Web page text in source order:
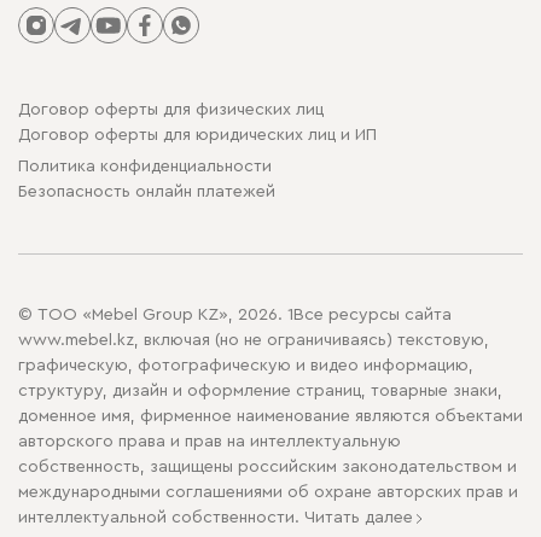
Договор оферты для физических лиц
Договор оферты для юридических лиц и ИП
Политика конфиденциальности
Безопасность онлайн платежей
© ТОО «Mebel Group KZ», 2026. 1Все ресурсы сайта
www.mebel.kz, включая (но не ограничиваясь) текстовую,
графическую, фотографическую и видео информацию,
структуру, дизайн и оформление страниц, товарные знаки,
доменное имя, фирменное наименование являются объектами
авторского права и прав на интеллектуальную
собственность, защищены российским законодательством и
международными соглашениями об охране авторских прав и
интеллектуальной собственности. Читать далее